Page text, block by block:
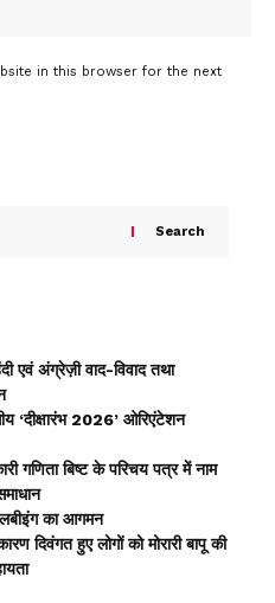
in this browser for the next
Search
एवं अंग्रेज़ी वाद-विवाद तथा
‘दीक्षारंभ 2026’ ओरिएंटेशन
गणिता बिष्ट के परिचय पत्र में नाम
का आगमन
दिवंगत हुए लोगों को मोरारी बापू की